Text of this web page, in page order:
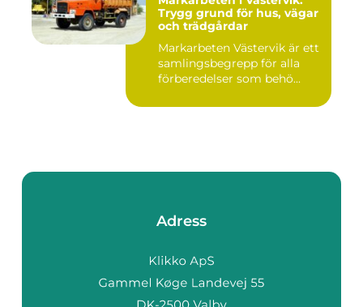
Trygg grund för hus, vägar
och trädgårdar
Markarbeten Västervik är ett
samlingsbegrepp för alla
förberedelser som behö...
Adress